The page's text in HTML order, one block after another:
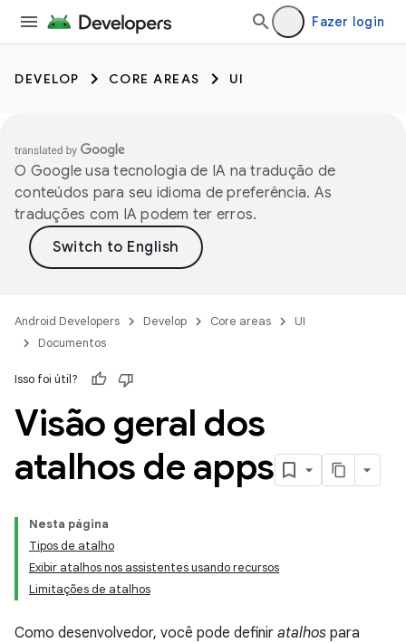
Fazer login
DEVELOP CORE AREAS UI
O Google usa tecnologia de IA na tradução de
conteúdos para seu idioma de preferência. As
traduções com IA podem ter erros.
Android Developers Develop Core areas
UI
Documentos
Isso foi útil?
Visão geral dos
atalhos de apps
Nesta página
Tipos de atalho
Exibir atalhos nos assistentes usando recursos
Limitações de atalhos
Como desenvolvedor, você pode definir atalhos para